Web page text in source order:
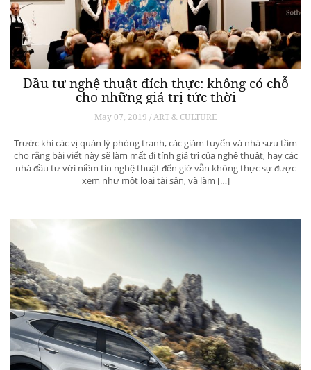
Đầu tư nghệ thuật đích thực: không có chỗ
cho những giá trị tức thời
May 07, 2019 / ART & CULTURE
Trước khi các vị quản lý phòng tranh, các giám tuyển và nhà sưu tầm
cho rằng bài viết này sẽ làm mất đi tính giá trị của nghệ thuật, hay các
nhà đầu tư với niềm tin nghệ thuật đến giờ vẫn không thực sự được
xem như một loại tài sản, và làm […]